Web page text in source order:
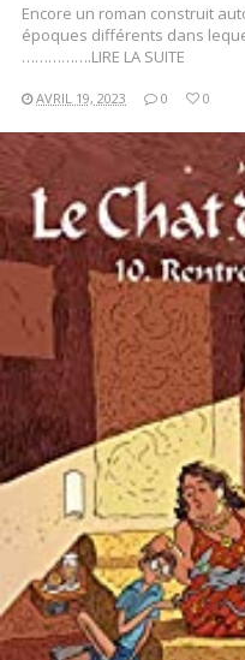
Encore un roman construit
époques différents dans
…………….LIRE LA SUITE
AVRIL 19, 2023 0 0